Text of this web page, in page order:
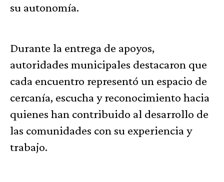
su autonomía.
Durante la entrega de apoyos,
autoridades municipales destacaron que
cada encuentro representó un espacio de
cercanía, escucha y reconocimiento hacia
quienes han contribuido al desarrollo de
las comunidades con su experiencia y
trabajo.